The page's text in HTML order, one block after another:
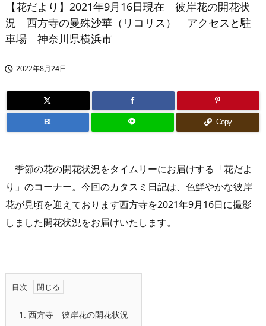
【花だより】2021年9月16日現在 彼岸花の開花状
況 西方寺の曼殊沙華（リコリス） アクセスと駐
車場 神奈川県横浜市
 2022年8月24日
B! Copy
季節の花の開花状況をタイムリーにお届けする「花だよ
り」のコーナー。今回のカタスミ日記は、色鮮やかな彼岸
花が見頃を迎えております西方寺を2021年9月16日に撮影
しました開花状況をお届けいたします。
目次
1. 西方寺 彼岸花の開花状況